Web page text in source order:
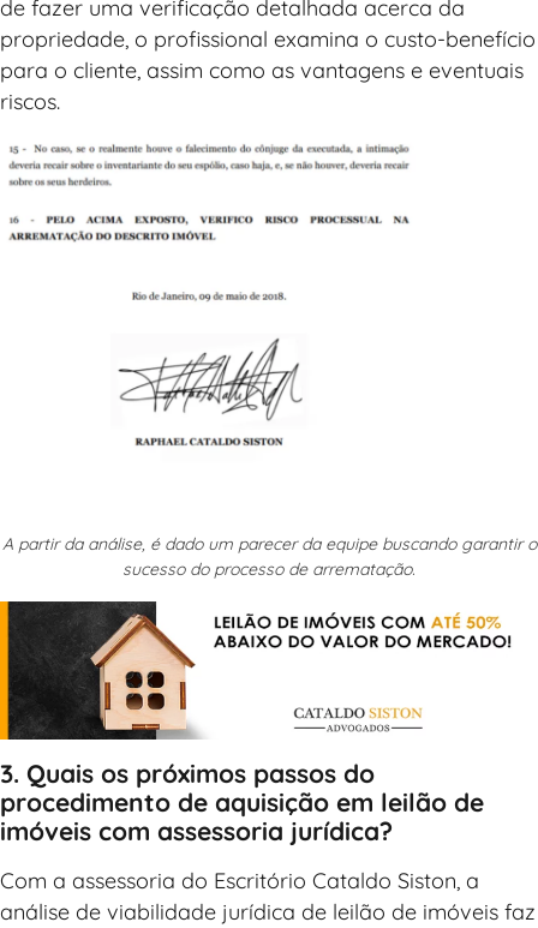
de fazer uma verificação detalhada acerca da
propriedade, o profissional examina o custo-benefício
para o cliente, assim como as vantagens e eventuais
riscos.
A partir da análise, é dado um parecer da equipe buscando garantir o
sucesso do processo de arrematação.
3. Quais os próximos passos do
procedimento de aquisição em leilão de
imóveis com assessoria jurídica?
Com a assessoria do Escritório Cataldo Siston, a
análise de viabilidade jurídica de leilão de imóveis faz